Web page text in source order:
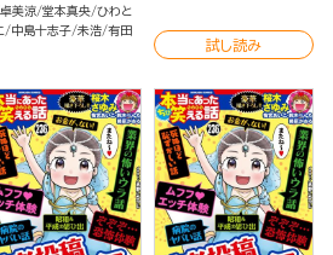
卓美涼 堂本真央 ひわと
中島十志子 未浩 有田
試し読み